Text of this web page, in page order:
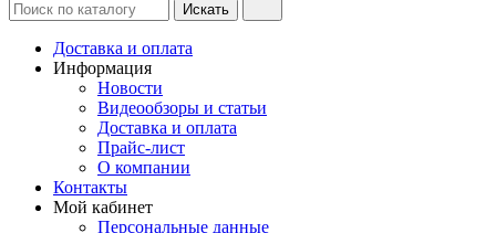
Доставка и оплата
Информация
Новости
Видеообзоры и статьи
Доставка и оплата
Прайс-лист
О компании
Контакты
Мой кабинет
Персональные данные